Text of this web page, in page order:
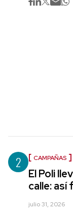
2 CAMPAÑAS
El Poli
calle: así
julio 31, 2026